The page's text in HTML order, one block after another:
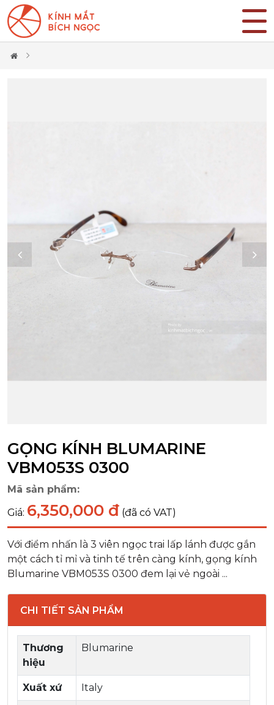
GỌNG KÍNH BLUMARINE
VBM053S 0300
Mã sản phẩm:
Giá: 6,350,000 đ (đã có VAT)
Với điểm nhấn là 3 viên ngọc trai lấp lánh được gắn
một cách tỉ mỉ và tinh tế trên càng kính, gọng kính
Blumarine VBM053S 0300 đem lại vẻ ngoài ...
CHI TIẾT SẢN PHẨM
Thương
hiệu
Blumarine
Xuất xứ Italy